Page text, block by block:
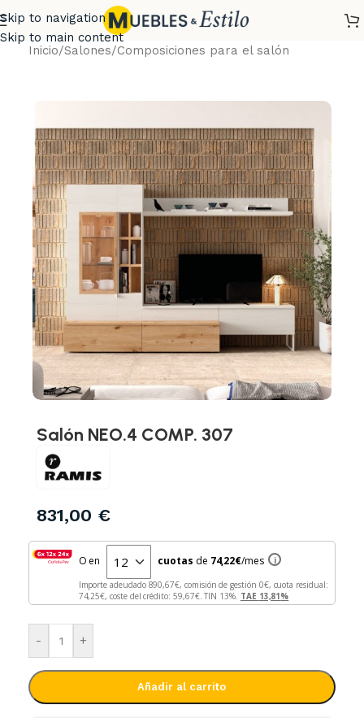
Skip to navigation
Skip to main content
Inicio/Salones/Composiciones para el salón
Salón NEO.4 COMP. 307
831,00 €
O en cuotas de 74,22€/mes i
Importe adeudado 890,67 €, comisión de gestión 0
€, cuota residual:
74,25
€, coste del crédito: 59,67€. TIN 13%. TAE 13,81%
- +
Añadir al carrito